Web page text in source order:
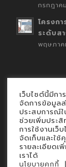
กรกฎา
โครงก
ระดับส
พฤษภา
Contact
นโยบายคุกกี้
นโยบายข้อ
เว็บไซต์นี้มีก
จัดการข้อมูล
ประสบการณ์
ช่วยเพิ่มประ
การใช้งานเว็
จัดเก็บและใ
รายละเอียดเ
เราได้
นโยบายคุกกี้ |